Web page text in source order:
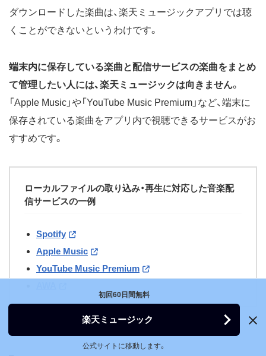
ダウンロードした楽曲は、楽天ミュージックアプリでは聴
くことができないというわけです。
端末内に保存している楽曲と配信サービスの楽曲をまとめ
て管理したい人には、楽天ミュージックは向きません。
「Apple Music」や「YouTube Music Premium」など、端末に
保存されている楽曲をアプリ内で視聴できるサービスがお
すすめです。
ローカルファイルの取り込み・再生に対応した音楽配
信サービスの一例
Spotify
Apple Music
YouTube Music Premium
初回60日間無料
楽天ミュージック
公式サイトに移動します。